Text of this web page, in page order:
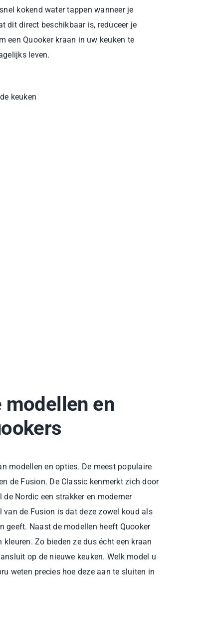
kokend water tappen wanneer je
dit direct beschikbaar is, reduceer je
een Quooker kraan in uw keuken te
leven.
en
modellen en opties. De meest populaire
de Fusion. De Classic kenmerkt zich door
Nordic een strakker en moderner
van de Fusion is dat deze zowel koud als
geeft. Naast de modellen heeft Quooker
Zo bieden ze dus écht een kraan
op de nieuwe keuken. Welk model u
weten precies hoe deze aan te sluiten in